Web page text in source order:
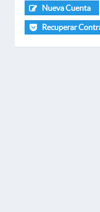
Nueva Cuenta
Recuperar